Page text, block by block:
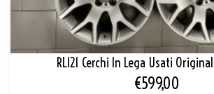
RL121 Cerchi In Lega Usati
€599,00